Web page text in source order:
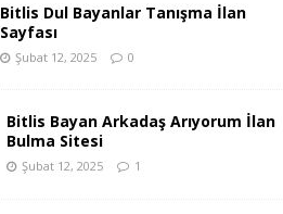
Bitlis Dul Bayanlar Tanışma İlan
Sayfası
Şubat 12, 2025 0
Bitlis Bayan Arkadaş Arıyorum İlan
Bulma Sitesi
Şubat 12, 2025 1